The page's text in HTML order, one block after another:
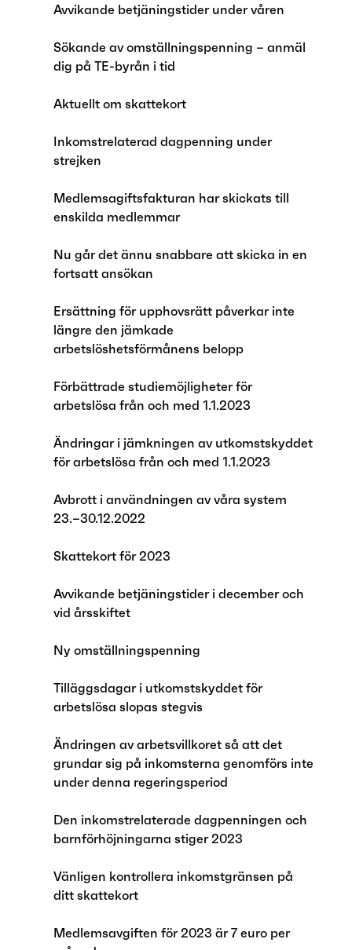
Avvikande betjäningstider under våren
Sökande av omställningspenning – anmäl
dig på TE-byrån i tid
Aktuellt om skattekort
Inkomstrelaterad dagpenning under
strejken
Medlemsagiftsfakturan har skickats till
enskilda medlemmar
Nu går det ännu snabbare att skicka in en
fortsatt ansökan
Ersättning för upphovsrätt påverkar inte
längre den jämkade
arbetslöshetsförmånens belopp
Förbättrade studiemöjligheter för
arbetslösa från och med 1.1.2023
Ändringar i jämkningen av utkomstskyddet
för arbetslösa från och med 1.1.2023
Avbrott i användningen av våra system
23.–30.12.2022
Skattekort för 2023
Avvikande betjäningstider i december och
vid årsskiftet
Ny omställningspenning
Tilläggsdagar i utkomstskyddet för
arbetslösa slopas stegvis
Ändringen av arbetsvillkoret så att det
grundar sig på inkomsterna genomförs inte
under denna regeringsperiod
Den inkomstrelaterade dagpenningen och
barnförhöjningarna stiger 2023
Vänligen kontrollera inkomstgränsen på
ditt skattekort
Medlemsavgiften för 2023 är 7 euro per